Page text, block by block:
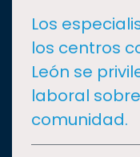
I+D+IEXPERTOS
SALUD
SUSTENTABILIDAD
Los
los centros
León se
laboral
comunidad.